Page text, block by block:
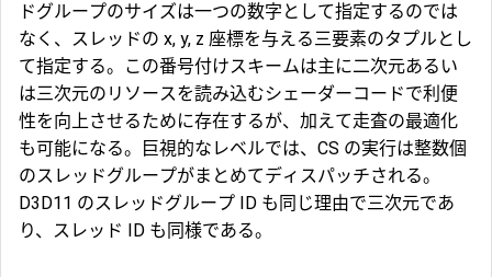
ドグループのサイズは一つの数字として指定するのでは
なく、スレッドの x, y, z 座標を与える三要素のタプルとし
て指定する。この番号付けスキームは主に二次元あるい
は三次元のリソースを読み込むシェーダーコードで利便
性を向上させるために存在するが、加えて走査の最適化
も可能になる。巨視的なレベルでは、CS の実行は整数個
のスレッドグループがまとめてディスパッチされる。
D3D11 のスレッドグループ ID も同じ理由で三次元であ
り、 スレッド ID も同様である。